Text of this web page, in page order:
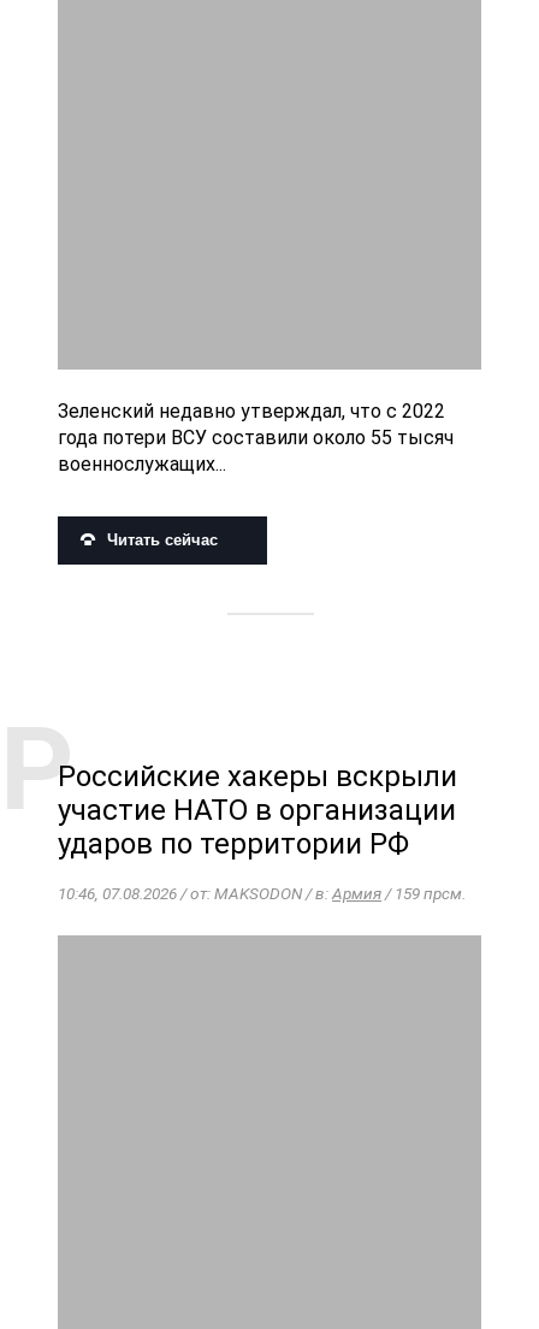
Зеленский недавно утверждал, что с 2022
года потери ВСУ составили около 55 тысяч
военнослужащих...
Читать сейчас
Российские хакеры вскрыли
участие НАТО в организации
ударов по территории РФ
10:46, 07.08.2026 / от: MAKSODON / в:Армия/ 159 прсм.